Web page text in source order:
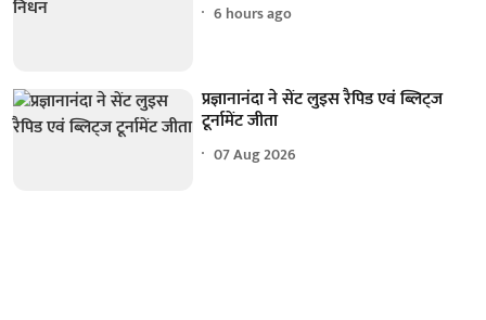
6 hours ago
प्रज्ञानानंदा ने सेंट लुइस रैपिड एवं ब्लिट्ज
टूर्नामेंट जीता
07 Aug 2026